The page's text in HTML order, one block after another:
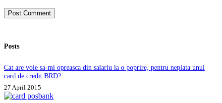
Post Comment
Posts
Cat are voie sa-mi opreasca din salariu la o poprire, pentru neplata unui
card de credit BRD?
27 April 2015